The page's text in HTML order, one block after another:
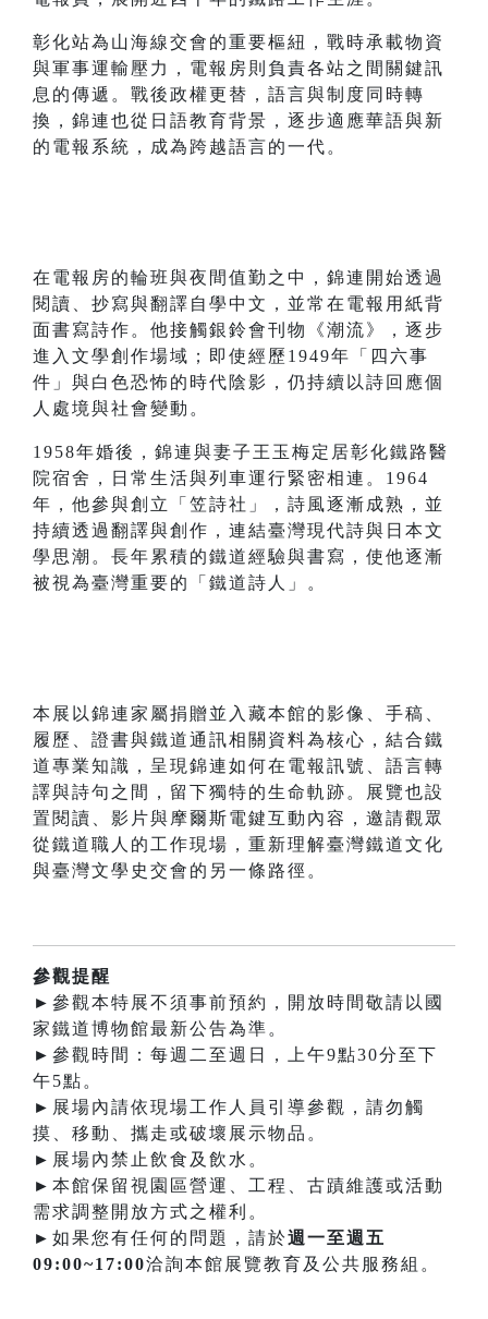
彰化站為山海線交會的重要樞紐，戰時承載物資
與軍事運輸壓力，電報房則負責各站之間關鍵訊
息的傳遞。戰後政權更替，語言與制度同時轉
換，錦連也從日語教育背景，逐步適應華語與新
的電報系統，成為跨越語言的一代。
在電報房的輪班與夜間值勤之中，錦連開始透過
閱讀、抄寫與翻譯自學中文，並常在電報用紙背
面書寫詩作。他接觸銀鈴會刊物《潮流》，逐步
進入文學創作場域；即使經歷1949年「四六事
件」與白色恐怖的時代陰影，仍持續以詩回應個
人處境與社會變動。
1958年婚後，錦連與妻子王玉梅定居彰化鐵路醫
院宿舍，日常生活與列車運行緊密相連。1964
年，他參與創立「笠詩社」，詩風逐漸成熟，並
持續透過翻譯與創作，連結臺灣現代詩與日本文
學思潮。長年累積的鐵道經驗與書寫，使他逐漸
被視為臺灣重要的「鐵道詩人」。
本展以錦連家屬捐贈並入藏本館的影像、手稿、
履歷、證書與鐵道通訊相關資料為核心，結合鐵
道專業知識，呈現錦連如何在電報訊號、語言轉
譯與詩句之間，留下獨特的生命軌跡。展覽也設
置閱讀、影片與摩爾斯電鍵互動內容，邀請觀眾
從鐵道職人的工作現場，重新理解臺灣鐵道文化
與臺灣文學史交會的另一條路徑。
參觀提醒
►參觀本特展不須事前預約，開放時間敬請以國
家鐵道博物館最新公告為準。
►參觀時間：每週二至週日，上午9點30分至下
午5點。
►展場內請依現場工作人員引導參觀，請勿觸
摸、移動、攜走或破壞展示物品。
►展場內禁止飲食及飲水。
►本館保留視園區營運、工程、古蹟維護或活動
需求調整開放方式之權利。
►如果您有任何的問題，請於週一至週五
09:00~17:00洽詢本館展覽教育及公共服務組。